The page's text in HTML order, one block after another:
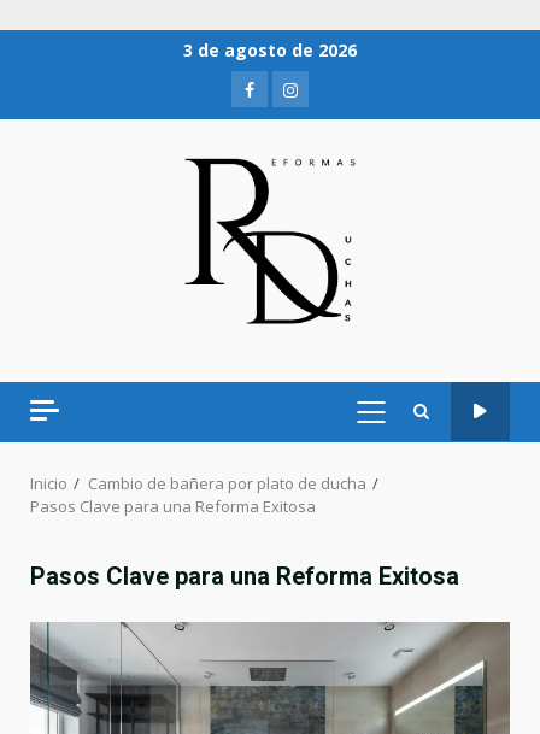
3 de agosto de 2026
Inicio
Cambio de bañera por plato de ducha
Pasos Clave para una Reforma Exitosa
Pasos Clave para una Reforma Exitosa